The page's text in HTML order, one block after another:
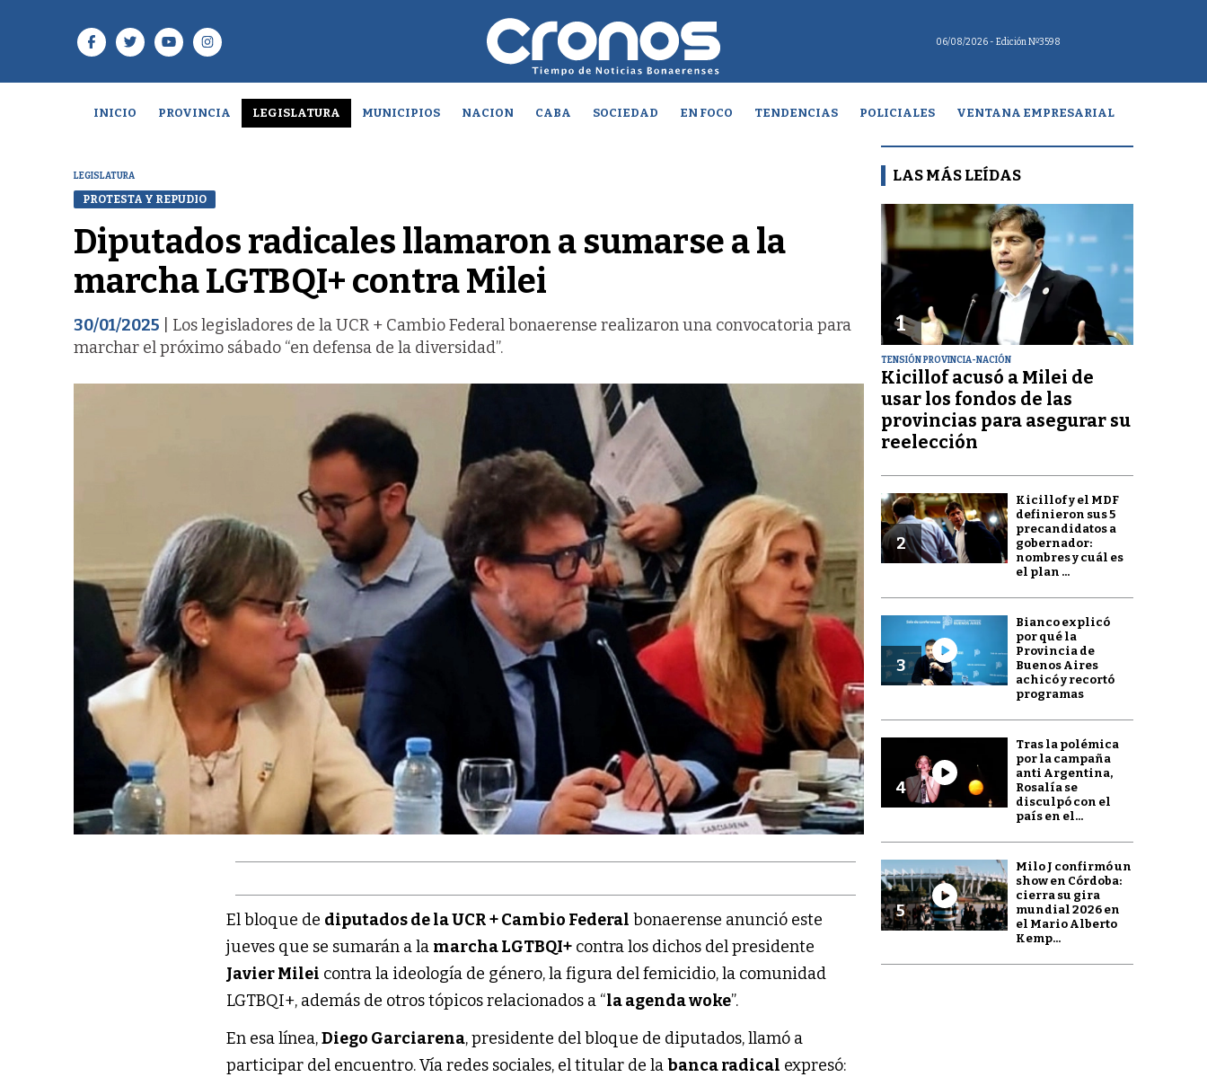
06/08/2026 - Edición Nº3598
INICIO PROVINCIA LEGISLATURA MUNICIPIOS NACION CABA SOCIEDAD EN FOCO TENDENCIAS POLICIALES VENTANA EMPRESARIAL
LEGISLATURA
PROTESTA Y REPUDIO
Diputados radicales llamaron a sumarse a la
marcha LGTBQI+ contra Milei
30/01/2025 | Los legisladores de la UCR + Cambio Federal bonaerense realizaron una convocatoria para
marchar el próximo sábado “en defensa de la diversidad”.
El bloque de diputados de la UCR + Cambio Federal bonaerense anunció este
jueves que se sumarán a la marcha LGTBQI+ contra los dichos del presidente
Javier Milei contra la ideología de género, la figura del femicidio, la comunidad
LGTBQI+, además de otros tópicos relacionados a “la agenda woke”.
En esa línea,Diego Garciarena, presidente del bloque de diputados, llamó a
participar del encuentro. Vía redes sociales, el titular de labanca radical expresó:
LAS MÁS LEÍDAS
1
TENSIÓN PROVINCIA-NACIÓN
Kicillof acusó a Milei de
usar los fondos de las
provincias para asegurar su
reelección
2
Kicillof y el MDF
definieron sus 5
precandidatos a
gobernador:
nombres y cuál es
el plan ...
3
Bianco explicó
por qué la
Provincia de
Buenos Aires
achicó y recortó
programas
4
Tras la polémica
por la campaña
anti Argentina,
Rosalía se
disculpó con el
país en el...
5
Milo J confirmó un
show en Córdoba:
cierra su gira
mundial 2026 en
el Mario Alberto
Kemp...